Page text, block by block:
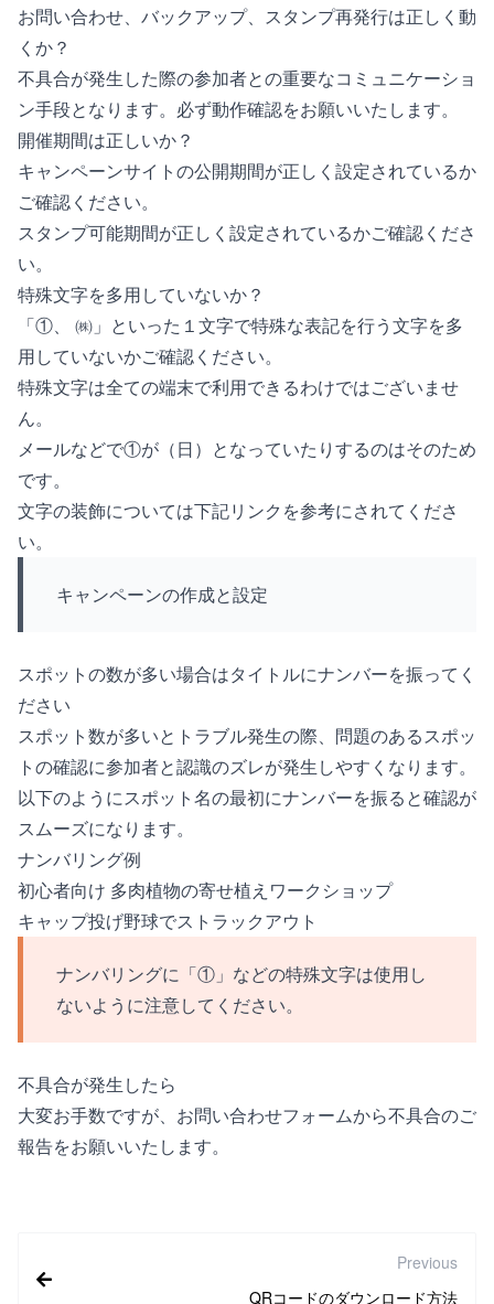
お問い合わせ、バックアップ、スタンプ再発行は正しく動
くか？
不具合が発生した際の参加者との重要なコミュニケーショ
ン手段となります。必ず動作確認をお願いいたします。
開催期間は正しいか？
キャンペーンサイトの公開期間が正しく設定されているか
ご確認ください。
スタンプ可能期間が正しく設定されているかご確認くださ
い。
特殊文字を多用していないか？
「①、 ㈱」といった１文字で特殊な表記を行う文字を多
用していないかご確認ください。
特殊文字は全ての端末で利用できるわけではございませ
ん。
メールなどで①が（日）となっていたりするのはそのため
です。
文字の装飾については下記リンクを参考にされてくださ
い。
キャンペーンの作成と設定
スポットの数が多い場合はタイトルにナンバーを振ってく
ださい
スポット数が多いとトラブル発生の際、問題のあるスポッ
トの確認に参加者と認識のズレが発生しやすくなります。
以下のようにスポット名の最初にナンバーを振ると確認が
スムーズになります。
ナンバリング例
初心者向け 多肉植物の寄せ植えワークショップ
キャップ投げ野球でストラックアウト
ナンバリングに「①」などの特殊文字は使用し
ないように注意してください。
不具合が発生したら
大変お手数ですが、 お問い合わせフォームから不具合のご
報告をお願いいたします。
Previous
QRコードのダウンロード方法